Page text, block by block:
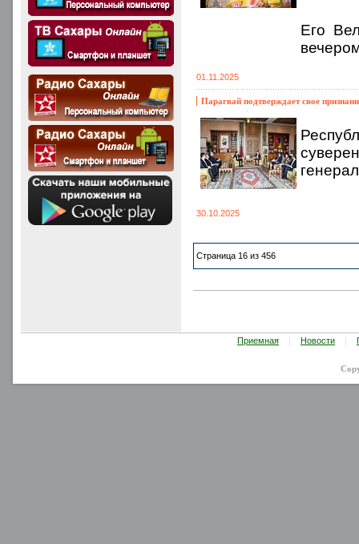
Его
01.11.2025
Парагвай подтверждает свое
30.10.2025
Страница 16 из 456
Приемная | Новости |